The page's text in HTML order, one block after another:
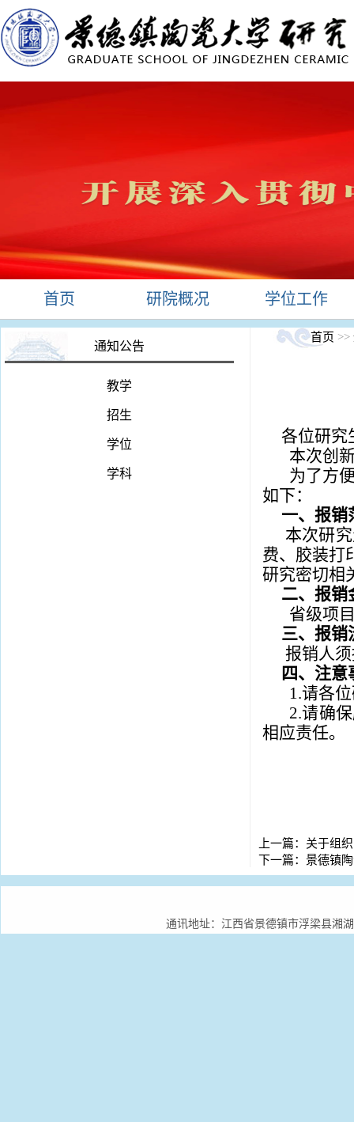
首页 研院概况 学位工作
通知公告
教学
招生
学位
学科
首页 >>
各位研究
本次创
为了方
如下：
一、报销
本次研
费、胶装打
研究密切相
二、报销
省级项
三、报销
报销人
四、注意
1.请各
2.请确
相应责任。
上一篇： 关于组
下一篇： 景德镇
通讯地址：江西省景德镇市浮梁县湘